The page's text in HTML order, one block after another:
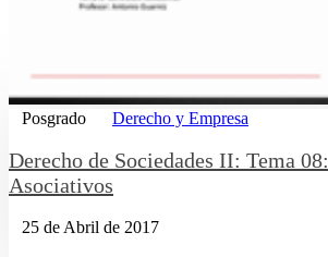
Posgrado Derecho y Empresa
Derecho de Sociedades II: Tema
Asociativos
25 de Abril de 2017